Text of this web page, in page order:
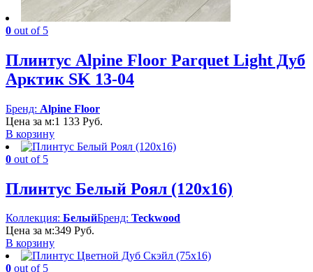
0 out of 5
Плинтус Alpine Floor Parquet Light Дуб
Арктик SK 13-04
Бренд: Alpine Floor
Цена за м:1 133 Руб.
В корзину
0 out of 5
Плинтус Белый Роял (120х16)
Коллекция: БелыйБренд: Teckwood
Цена за м:349 Руб.
В корзину
0 out of 5